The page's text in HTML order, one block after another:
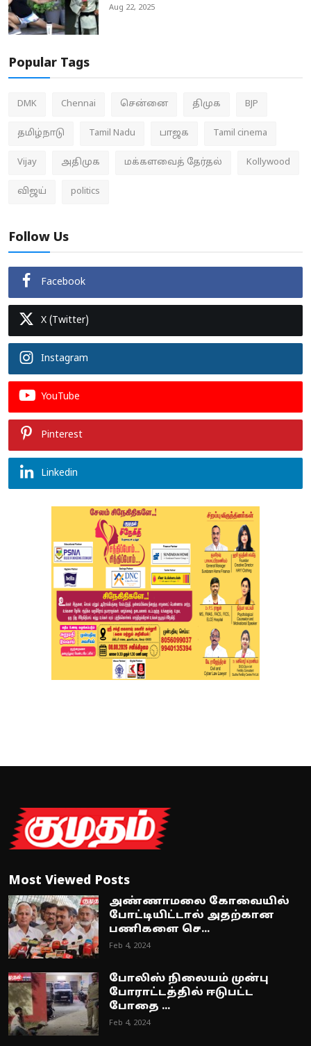
Aug 22, 2025
Popular Tags
DMK Chennai சென்னை திமுக BJP
தமிழ்நாடு Tamil Nadu பாஜக Tamil cinema
Vijay அதிமுக மக்களவைத் தேர்தல் Kollywood
விஜய் politics
Follow Us
Facebook
X (Twitter)
Instagram
YouTube
Pinterest
Linkedin
Most Viewed Posts
அண்ணாமலை கோவையில்
போட்டியிட்டால் அதற்கான
பணிகளை செ...
Feb 4, 2024
போலிஸ் நிலையம் முன்பு
போராட்டத்தில் ஈடுபட்ட
போதை ...
Feb 4, 2024